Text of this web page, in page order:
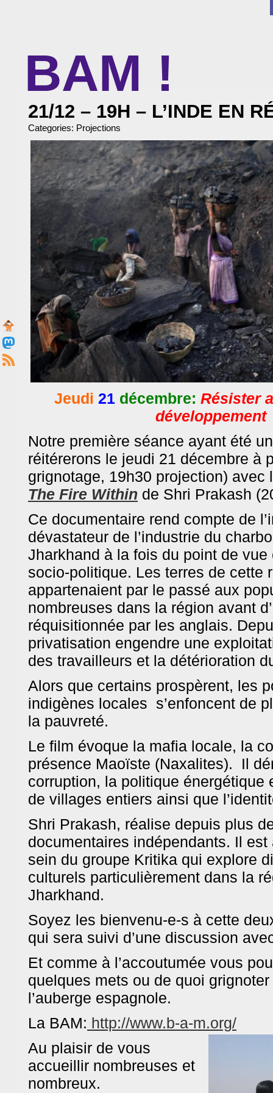
BAM !
21/12 – 19H – L’INDE EN
Categories: Projections
Jeudi 21 décembre: Résister
développement
Notre première séance ayant été
réitérerons le jeudi 21 décembre à
grignotage, 19h30 projection) avec
The Fire Within de Shri Prakash
Ce documentaire rend compte de
dévastateur de l’industrie du
Jharkhand à la fois du point de
socio-politique. Les terres de cette
appartenaient par le passé aux
nombreuses dans la région avant
réquisitionnée par les anglais.
privatisation engendre une
des travailleurs et la détérioration
Alors que certains prospèrent, les
indigènes locales s’enfoncent de
la pauvreté.
Le film évoque la mafia locale, la
présence Maoïste (Naxalites). Il
corruption, la politique énergétique
de villages entiers ainsi que
Shri Prakash, réalise depuis plus
documentaires indépendants. Il
sein du groupe Kritika qui explore
culturels particulièrement dans la
Jharkhand.
Soyez les bienvenu-e-s à cette
qui sera suivi d’une discussion
Et comme à l’accoutumée vous
quelques mets ou de quoi
l’auberge espagnole.
La BAM: http://www.b-a-m.org/
Au plaisir de vous
accueillir nombreuses et
nombreux.
Theme byMax is NOW!